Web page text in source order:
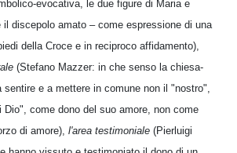
evocativa, le due figure di Maria e
il discepolo amato – come espressione di una
della Croce e in reciproco affidamento),
(Stefano Mazzer: in che senso la chiesa-
e a mettere in comune non il "nostro",
come dono del suo amore, non come
di amore), l'area testimoniale (Pierluigi